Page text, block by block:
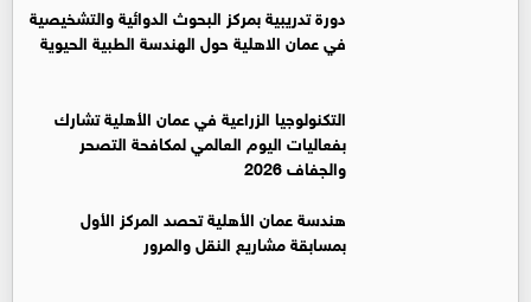
دورة تدريبية بمركز البحوث الدوائية والتشخيصية
في عمان الاهلية حول الهندسة الطبية الحيوية
التكنولوجيا الزراعية في عمان الأهلية تشارك
بفعاليات اليوم العالمي لمكافحة التصحر
والجفاف 2026
هندسة عمان الأهلية تحصد المركز الأول
بمسابقة مشاريع النقل والمرور